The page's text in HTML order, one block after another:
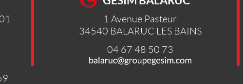
1 Avenue Pasteur
34540 BALARUC LES BAINS
04 67 48 50 73